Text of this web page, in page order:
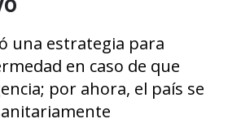
una estrategia para
en caso de que
por ahora, el país se